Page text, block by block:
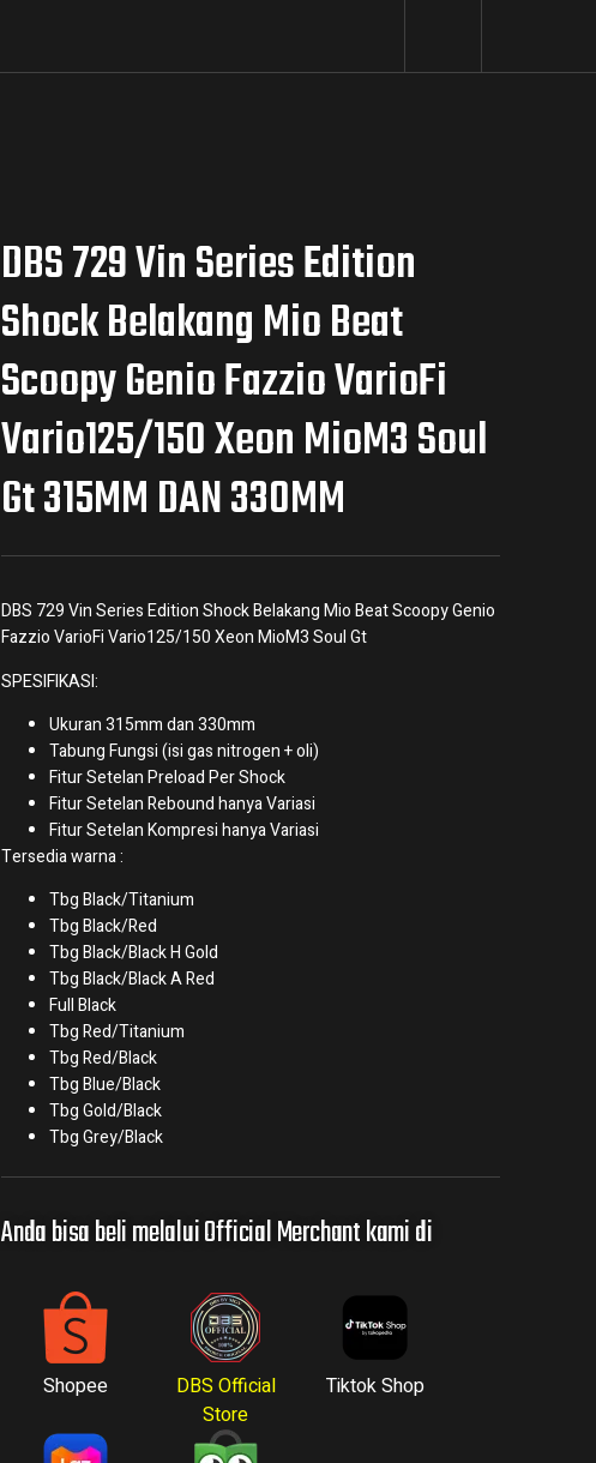
DBS 729 Vin Series Edition
Shock Belakang Mio Beat
Scoopy Genio Fazzio VarioFi
Vario125/150 Xeon MioM3 Soul
Gt 315MM DAN 330MM
DBS 729 Vin Series Edition Shock Belakang Mio Beat Scoopy Genio
Fazzio VarioFi Vario125/150 Xeon MioM3 Soul Gt
SPESIFIKASI:
Ukuran 315mm dan 330mm
Tabung Fungsi (isi gas nitrogen + oli)
Fitur Setelan Preload Per Shock
Fitur Setelan Rebound hanya Variasi
Fitur Setelan Kompresi hanya Variasi
Tersedia warna :
Tbg Black/Titanium
Tbg Black/Red
Tbg Black/Black H Gold
Tbg Black/Black A Red
Full Black
Tbg Red/Titanium
Tbg Red/Black
Tbg Blue/Black
Tbg Gold/Black
Tbg Grey/Black
Anda bisa beli melalui Official Merchant kami di
Shopee
DBS Official
Store
Tiktok Shop